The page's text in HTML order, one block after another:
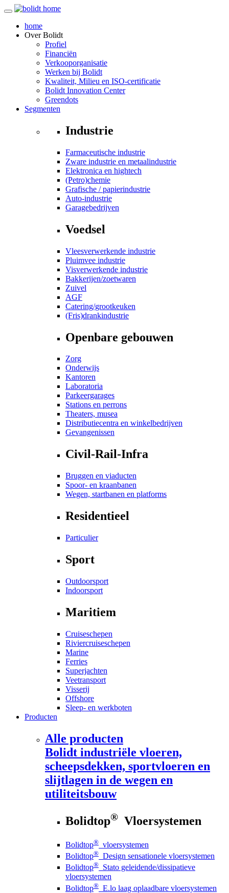
home
OverBolidt
Profiel
Financiën
Verkooporganisatie
Werken bij Bolidt
Kwaliteit, Milieu en ISO-certificatie
Bolidt Innovation Center
Greendots
Segmenten
Industrie
Farmaceutische industrie
Zware industrie en metaalindustrie
Elektronica en hightech
(Petro)chemie
Grafische / papierindustrie
Auto-industrie
Garagebedrijven
Voedsel
Vleesverwerkende industrie
Pluimvee industrie
Visverwerkende industrie
Bakkerijen/zoetwaren
Zuivel
AGF
Catering/grootkeuken
(Fris)drankindustrie
Openbare gebouwen
Zorg
Onderwijs
Kantoren
Laboratoria
Parkeergarages
Stations en perrons
Theaters, musea
Distributiecentra en winkelbedrijven
Gevangenissen
Civil-Rail-Infra
Bruggen en viaducten
Spoor- en kraanbanen
Wegen, startbanen en platforms
Residentieel
Particulier
Sport
Outdoorsport
Indoorsport
Maritiem
Cruiseschepen
Riviercruiseschepen
Marine
Ferries
Superjachten
Veetransport
Visserij
Offshore
Sleep- en werkboten
Producten
Alle producten
Bolidt industriële vloeren,
scheepsdekken, sportvloeren en
slijtlagen in de wegen en
utiliteitsbouw
Bolidtop® Vloersystemen
Bolidtop® vloersystemen
Bolidtop® Design sensationele vloersystemen
Bolidtop® Stato geleidende/dissipatieve
vloersystemen
Bolidtop® E.lo laag oplaadbare vloersystemen